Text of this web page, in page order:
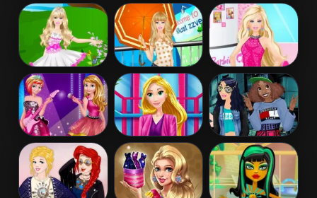
Princess
Famous
Tumblr. Girl
Princess
Models at Milan
Fashion Week
Elsa and Anna
Winter Dress
Up
Barbie Fairy
Dress Up
Barbie In The
Rain Dress Up
Barbie Summer
Fashion
Elsa And Anna
Royals Rock
Dress
Rapunzel And
Belle Shopping
Princess Cash
Me Outside